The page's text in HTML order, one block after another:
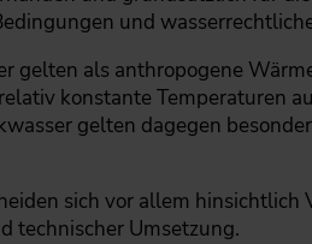
und
gelten als anthropogene
konstante Temperaturen
gelten dagegen
sich vor allem hinsichtlich
technischer Umsetzung.